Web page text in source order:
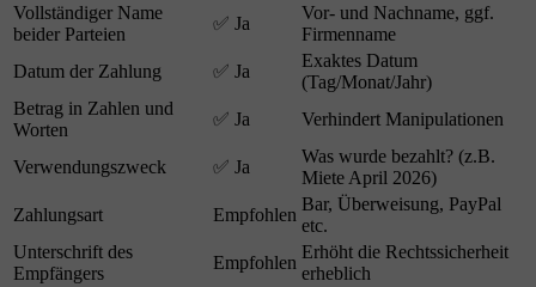
Vollständiger Name
beider Parteien
✅ Ja
Vor- und Nachname, ggf.
Firmenname
Datum der Zahlung
✅ Ja
Exaktes Datum
(Tag/Monat/Jahr)
Betrag in Zahlen und
Worten
✅ Ja Verhindert Manipulationen
Verwendungszweck ✅ Ja
Was wurde bezahlt? (z.B.
Miete April 2026)
Zahlungsart
Empfohlen
Bar, Überweisung, PayPal
etc.
Unterschrift des
Empfängers
Empfohlen
Erhöht die Rechtssicherheit
erheblich